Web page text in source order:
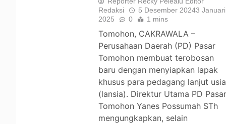
Redaksi
5 Desember 20243 Januari
2025
0 1 mins
Tomohon, CAKRAWALA –
Perusahaan Daerah (PD) Pasar
Tomohon membuat terobosan
baru dengan menyiapkan lapak
khusus para pedagang lanjut usia
(lansia). Direktur Utama PD
Tomohon Yanes Possumah STh
mengungkapkan, selain